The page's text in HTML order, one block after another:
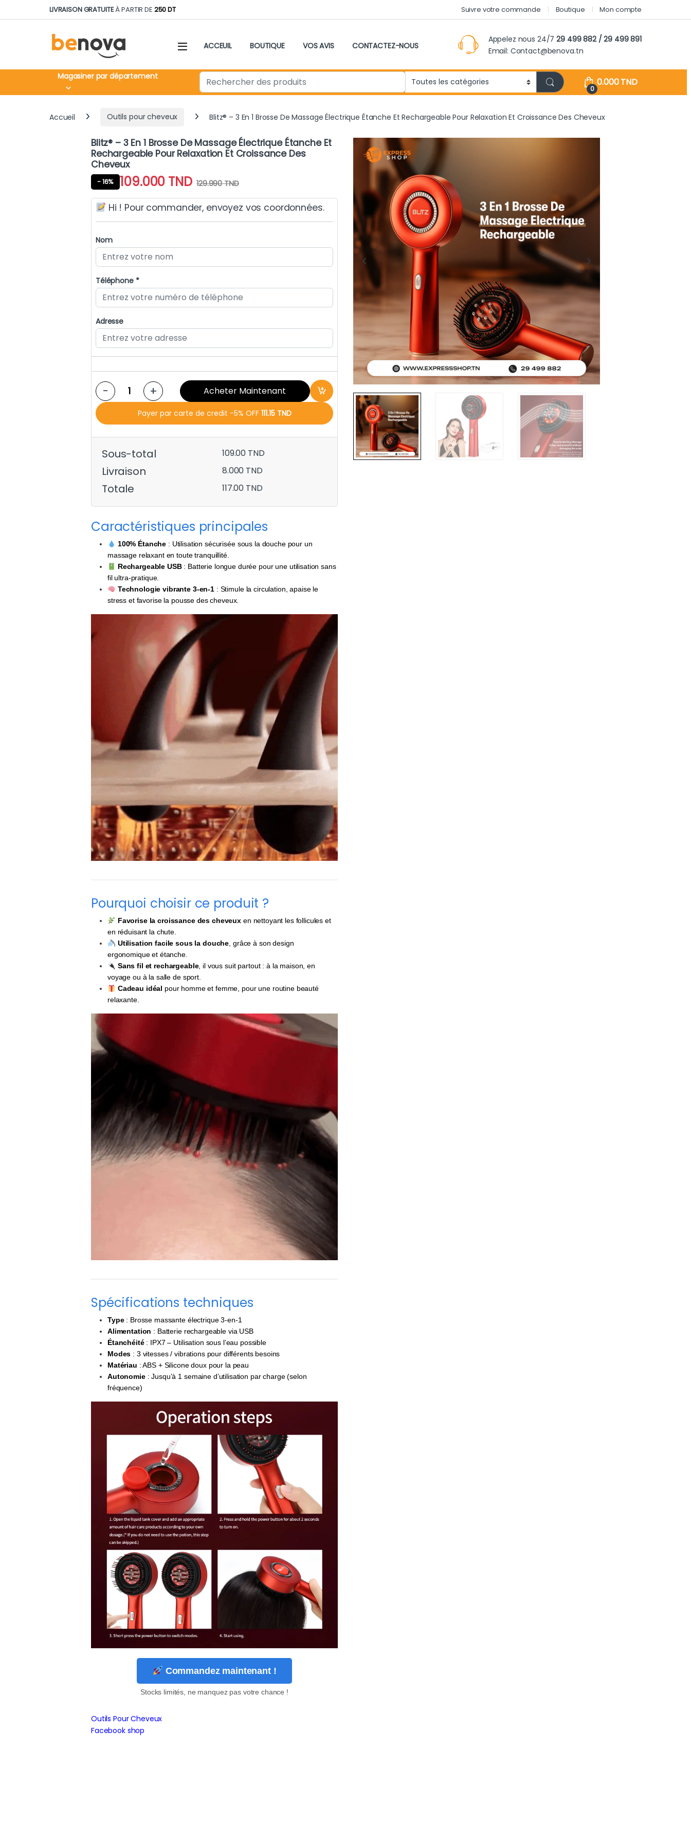
Skip to navigation
Skip to contentLIVRAISON GRATUITEÀ PARTIR DE 250 DT Suivre votre commande Boutique Mon compte
ACCEUIL BOUTIQUE VOS AVIS CONTACTEZ-NOUS
Appelez nous 24/729 499 882 / 29 499 891
Email: Contact@benova.tn
Magasiner par département Search for:
0
0.000TND
Accueil Outils pour cheveux Blitz® – 3 En 1 Brosse De Massage Électrique Étanche Et Rechargeable Pour Relaxation Et Croissance Des Cheveux
Blitz® – 3 En 1 Brosse De Massage Électrique Étanche Et
Rechargeable Pour Relaxation Et Croissance Des
Cheveux
- 16% 109.000 TND 129.990TND
Hi ! Pour commander, envoyez vos coordonnées.
Nom
Téléphone *
Adresse
- + Acheter Maintenant
Payer par carte de credit -5% OFF 111.15 TND
Sous-total 109.00 TND
Livraison 8.000 TND
Totale 117.00 TND
Caractéristiques principales
100% Étanche : Utilisation sécurisée sous la douche pour un
massage relaxant en toute tranquillité.
Rechargeable USB: Batterie longue durée pour une utilisation sans
fil ultra-pratique.
Technologie vibrante 3-en-1 : Stimule la circulation, apaise le
stress et favorise la pousse des cheveux.
Pourquoi choisir ce produit ?
Favorise la croissance des cheveux en nettoyant les follicules et
en réduisant la chute.
Utilisation facile sous la douche , grâce à son design
ergonomique et étanche.
Sans fil et rechargeable, il vous suit partout : à la maison, en
voyage ou à la salle de sport.
Cadeau idéal pour homme et femme, pour une routine beauté
relaxante.
Spécifications techniques
Type: Brosse massante électrique 3-en-1
Alimentation : Batterie rechargeable via USB
Étanchéité: IPX7 – Utilisation sous l’eau possible
Modes : 3 vitesses / vibrations pour différents besoins
Matériau : ABS + Silicone doux pour la peau
Autonomie: Jusqu’à 1 semaine d’utilisation par charge (selon
fréquence)
Commandez maintenant !
Stocks limités, ne manquez pas votre chance !
Outils Pour Cheveux
Facebook shop